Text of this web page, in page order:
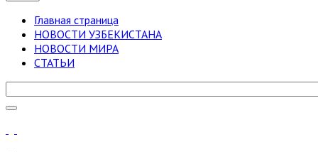
Главная страница
НОВОСТИ УЗБЕКИСТАНА
НОВОСТИ МИРА
СТАТЬИ